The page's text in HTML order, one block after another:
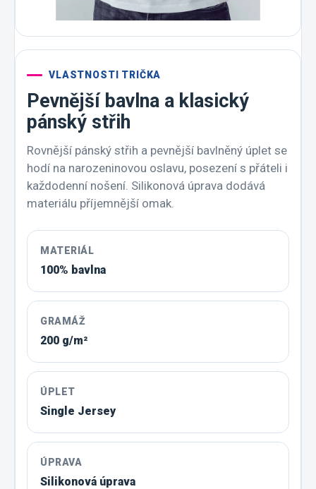
VLASTNOSTI TRIČKA
Pevnější bavlna a klasický
pánský střih
Rovnější pánský střih a pevnější bavlněný úplet se
hodí na narozeninovou oslavu, posezení s přáteli i
každodenní nošení. Silikonová úprava dodává
materiálu příjemnější omak.
MATERIÁL
100% bavlna
GRAMÁŽ
200 g/m²
ÚPLET
Single Jersey
ÚPRAVA
Silikonová úprava